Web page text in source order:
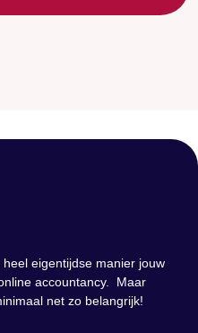
eigentijdse manier jouw
accountancy. Maar
net zo belangrijk!